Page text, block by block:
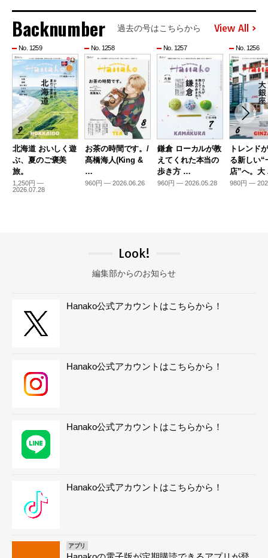
Backnumber 過去の号はこちらから View All
No. 1259
北海道 おいしく遊
ぶ、夏のご褒美
旅。
1,250円 —
2026.07.28
No. 1258
お茶の時間です。/
髙橋海人(King &
…
960円 — 2026.06.26
No. 1257
鎌倉 ローカルが教
えてくれた本当の
歩き方 …
960円 — 2026.05.28
No. 1256
トレンド
る新しい“
店”へ。
980円 —
Look!
編集部からのお知らせ
Hanako公式アカウントはこちらから！
Hanako公式アカウントはこちらから！
Hanako公式アカウントはこちらから！
Hanako公式アカウントはこちらから！
アプリ